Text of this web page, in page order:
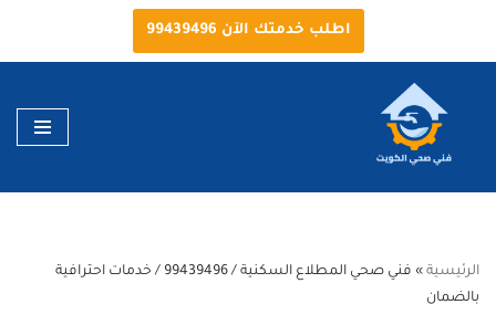
تخطى
المحتوى
اطلب خدمتك الآن 99439496
الرئيسية »
فني صحي المطلاع السكنية / 99439496 / خدمات احترافية
بالضمان